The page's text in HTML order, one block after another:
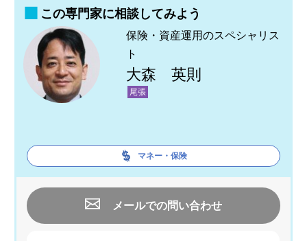
この専門家に相談してみよう
保険・資産運用のスペシャリス
ト
大森 英則
尾張
マネー・保険
メールでの問い合わせ